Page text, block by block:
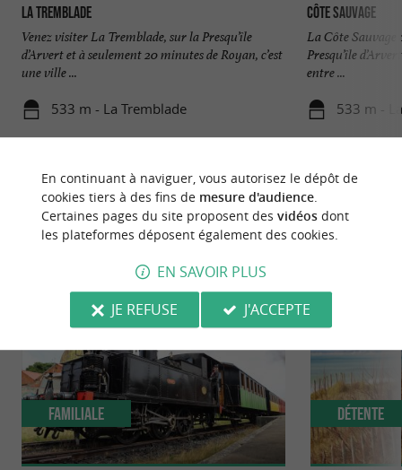
La Tremblade
Venez visiter La Tremblade, sur la Presqu’île
d’Arvert et à seulement 20 minutes de Royan, c’est
une ville ...
533 m - La Tremblade
Côte sauvage
La Côte
Presqu’île
entre ...
533 m -
NOUS AVONS TESTÉPOUR VOUS
Familiale Détente
En continuant à naviguer, vous autorisez le dépôt de
cookies tiers à des fins de mesure d'audience.
Certaines pages du site proposent des vidéosdont
les plateformes déposent également des cookies.
EN SAVOIR PLUS
JE REFUSE
J'ACCEPTE